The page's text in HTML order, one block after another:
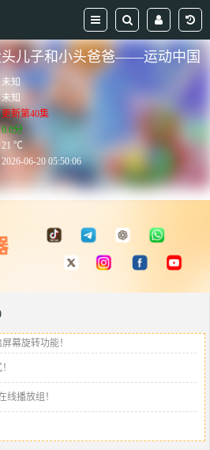
头儿子和小头爸爸——运动中国
未知
未知
更新第40集
分
21 ℃
2026-06-20 05:50:06
幕旋转功能！
线播放组！